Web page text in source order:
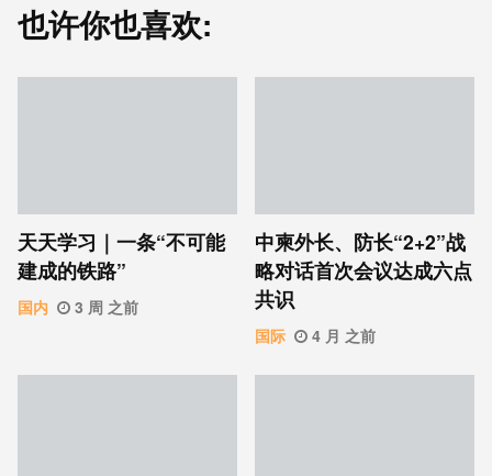
也许你也喜欢:
天天学习｜一条“不可能
建成的铁路”
国内 3 周 之前
中柬外长、防长“2+2”战
略对话首次会议达成六点
共识
国际 4 月 之前